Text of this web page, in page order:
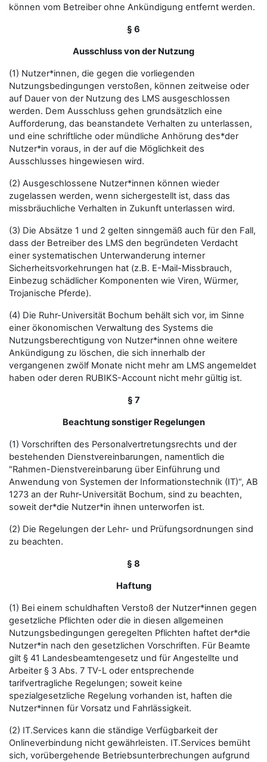
können vom Betreiber ohne Ankündigung entfernt werden.
§ 6
Ausschluss von der Nutzung
(1) Nutzer*innen, die gegen die vorliegenden
Nutzungsbedingungen verstoßen, können zeitweise oder
auf Dauer von der Nutzung des LMS ausgeschlossen
werden. Dem Ausschluss gehen grundsätzlich eine
Aufforderung, das beanstandete Verhalten zu unterlassen,
und eine schriftliche oder mündliche Anhörung des*der
Nutzer*in voraus, in der auf die Möglichkeit des
Ausschlusses hingewiesen wird.
(2) Ausgeschlossene Nutzer*innen können wieder
zugelassen werden, wenn sichergestellt ist, dass das
missbräuchliche Verhalten in Zukunft unterlassen wird.
(3) Die Absätze 1 und 2 gelten sinngemäß auch für den Fall,
dass der Betreiber des LMS den begründeten Verdacht
einer systematischen Unterwanderung interner
Sicherheitsvorkehrungen hat (z.B. E-Mail-Missbrauch,
Einbezug schädlicher Komponenten wie Viren, Würmer,
Trojanische Pferde).
(4) Die Ruhr-Universität Bochum behält sich vor, im Sinne
einer ökonomischen Verwaltung des Systems die
Nutzungsberechtigung von Nutzer*innen ohne weitere
Ankündigung zu löschen, die sich innerhalb der
vergangenen zwölf Monate nicht mehr am LMS angemeldet
haben oder deren RUBIKS-Account nicht mehr gültig ist.
§ 7
Beachtung sonstiger Regelungen
(1) Vorschriften des Personalvertretungsrechts und der
bestehenden Dienstvereinbarungen, namentlich die
"Rahmen-Dienstvereinbarung über Einführung und
Anwendung von Systemen der Informationstechnik (IT)“, AB
1273 an der Ruhr-Universität Bochum, sind zu beachten,
soweit der*die Nutzer*in ihnen unterworfen ist.
(2) Die Regelungen der Lehr- und Prüfungsordnungen sind
zu beachten.
§ 8
Haftung
(1) Bei einem schuldhaften Verstoß der Nutzer*innen gegen
gesetzliche Pflichten oder die in diesen allgemeinen
Nutzungsbedingungen geregelten Pflichten haftet der*die
Nutzer*in nach den gesetzlichen Vorschriften. Für Beamte
gilt § 41 Landesbeamtengesetz und für Angestellte und
Arbeiter § 3 Abs. 7 TV-L oder entsprechende
tarifvertragliche Regelungen; soweit keine
spezialgesetzliche Regelung vorhanden ist, haften die
Nutzer*innen für Vorsatz und Fahrlässigkeit.
(2) IT.Services kann die ständige Verfügbarkeit der
Onlineverbindung nicht gewährleisten. IT.Services bemüht
sich, vorübergehende Betriebsunterbrechungen aufgrund